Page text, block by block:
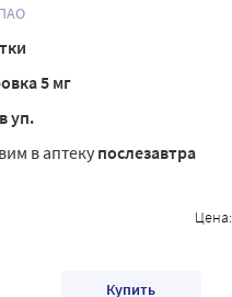
5 мг
уп.
в аптеку послезавтра
Цена:
Купить